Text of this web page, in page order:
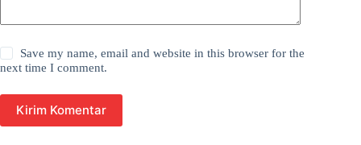
Save my name, email and website in this browser for the
next time I comment.
Kirim Komentar